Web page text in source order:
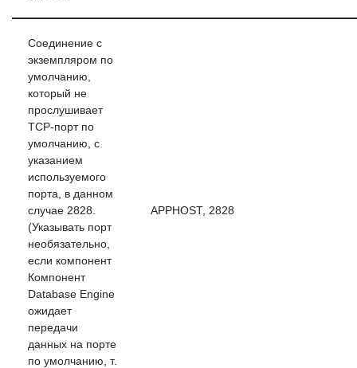
Соединение с
экземпляром по
умолчанию,
который не
прослушивает
TCP-порт по
умолчанию, с
указанием
используемого
порта, в данном
случае 2828.
(Указывать порт
необязательно,
если компонент
Компонент
Database Engine
ожидает
передачи
данных на порте
по умолчанию, т.
APPHOST, 2828